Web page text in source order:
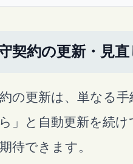
契約の更新・見
の更新は、単なる
」と自動更新を続
待できます。